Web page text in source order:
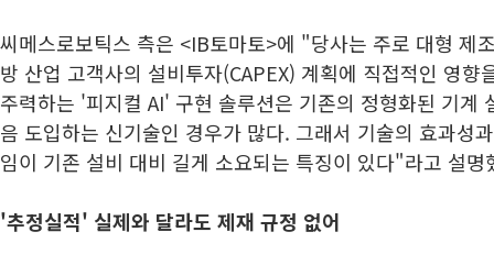
씨메스로보틱스 측은 <IB토마토>에 "당사는 주로 대형 제
방 산업 고객사의 설비투자(CAPEX) 계획에 직접적인 영
주력하는 '피지컬 AI' 구현 솔루션은 기존의 정형화된 기계
음 도입하는 신기술인 경우가 많다. 그래서 기술의 효과성
임이 기존 설비 대비 길게 소요되는 특징이 있다"라고 설명
'추정실적' 실제와 달라도 제재 규정 없어